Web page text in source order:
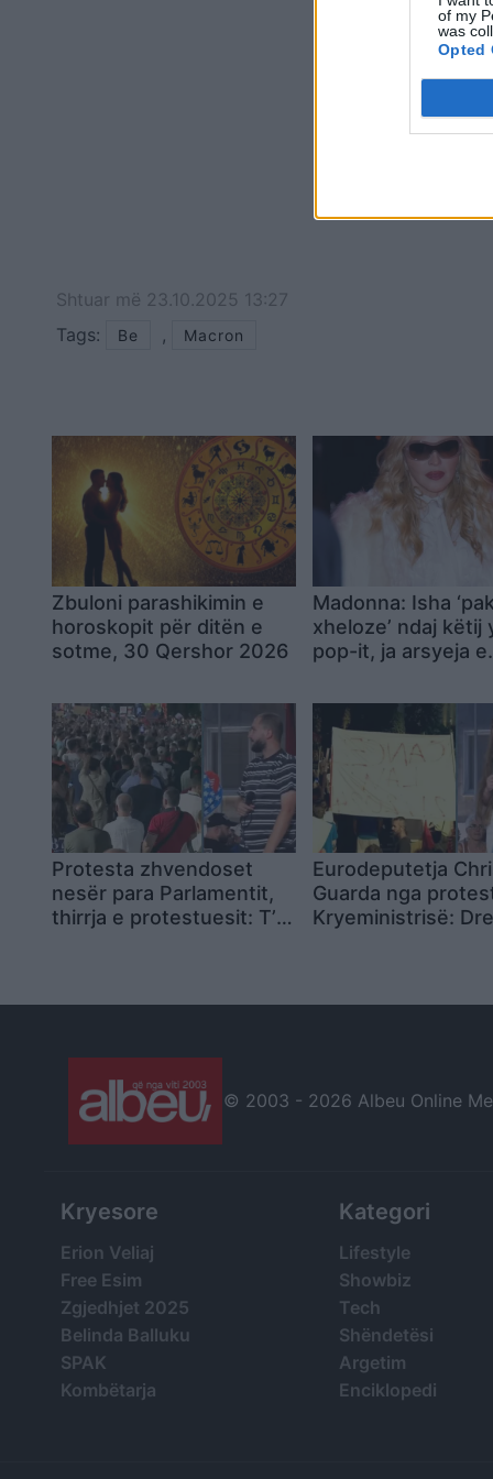
of my
was
Opted
Shtuar më 23.10.2025 13:27
Tags:
Be , Macron
Zbuloni parashikimin e
horoskopit për ditën e
sotme, 30 Qershor 2026
Madonna: Isha
xheloze’ ndaj këtij
pop-it, ja arsyeja e
Protesta zhvendoset
nesër para Parlamentit,
thirrja e protestuesit: T’u
Eurodeputetja
Guarda nga
Kryeministrisë:
© 2003 - 2026 Albeu Online
Kryesore
Erion Veliaj
Free Esim
Zgjedhjet 2025
Belinda Balluku
SPAK
Kombëtarja
Kategori
Lifestyle
Showbiz
Tech
Shëndetësi
Argetim
Enciklopedi